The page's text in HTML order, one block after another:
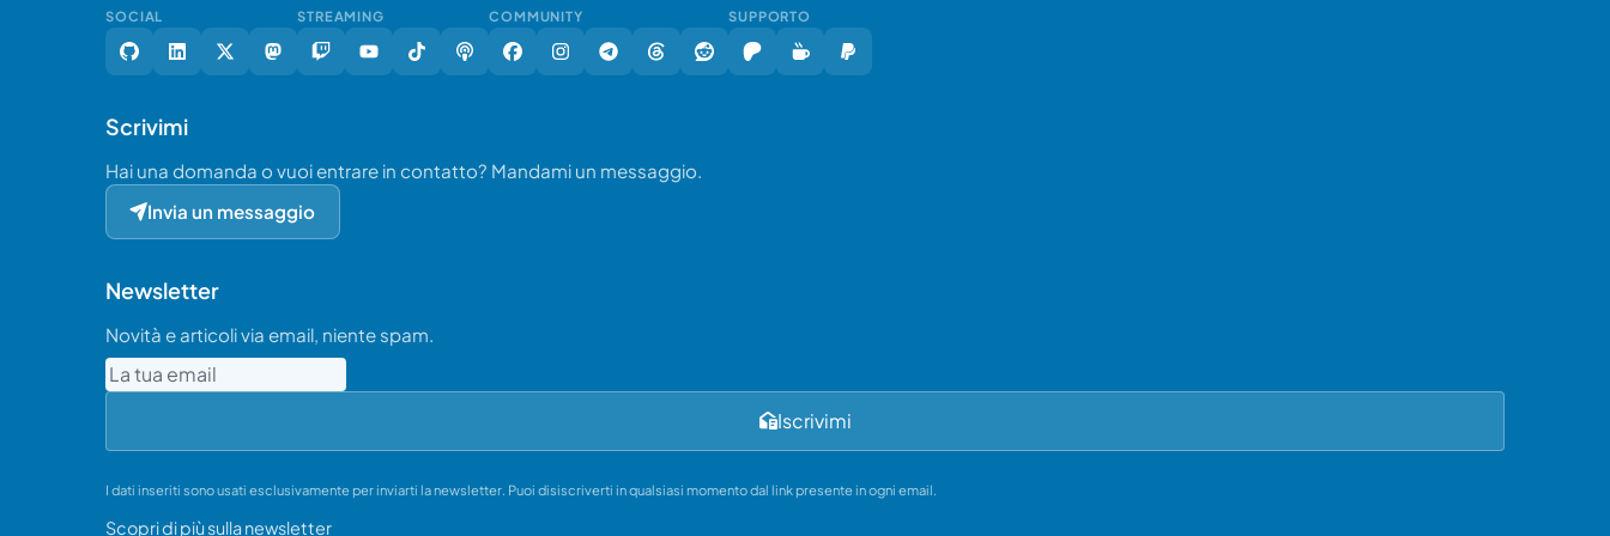
SOCIAL STREAMING COMMUNITY SUPPORTO
Scrivimi
Hai una domanda o vuoi entrare in contatto? Mandami un messaggio.
Invia un messaggio
Newsletter
Novità e articoli via email, niente spam.
Email
Iscrivimi
I dati inseriti sono usati esclusivamente per inviarti la newsletter. Puoi disiscriverti in qualsiasi momento dal link presente in ogni email.
Scopri di più sulla newsletter